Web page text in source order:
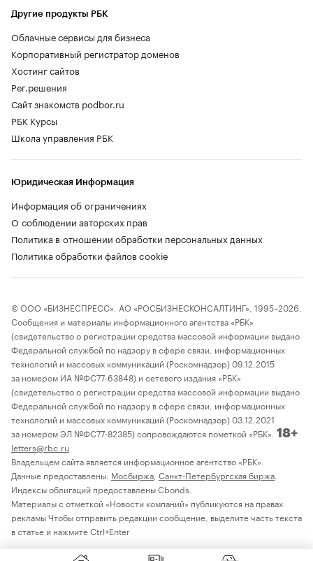
Другие продукты РБК
Облачные сервисы для бизнеса
Корпоративный регистратор доменов
Хостинг сайтов
Рег.решения
Сайт знакомств podbor.ru
РБК Курсы
Школа управления РБК
Юридическая Информация
Информация об ограничениях
О соблюдении авторских прав
Политика в отношении обработки персональных данных
Политика обработки файлов cookie
© ООО «БИЗНЕСПРЕСС», АО «РОСБИЗНЕСКОНСАЛТИНГ», 1995–2026.
Сообщения и материалы информационного агентства «РБК»
(свидетельство о регистрации средства массовой информации выдано
Федеральной службой по надзору в сфере связи, информационных
технологий и массовых коммуникаций (Роскомнадзор) 09.12.2015
за номером ИА №ФС77-63848) и сетевого издания «РБК»
(свидетельство о регистрации средства массовой информации выдано
Федеральной службой по надзору в сфере связи, информационных
технологий и массовых коммуникаций (Роскомнадзор) 03.12.2021
за номером ЭЛ №ФС77-82385) сопровождаются пометкой «РБК». 18+
letters@rbc.ru
Владельцем сайта является информационное агентство «РБК».
Данные предоставлены: Мосбиржа Санкт-Петербургская биржа
Индексы облигаций предоставлены Cbonds.
Материалы с отметкой «Новости компаний» публикуются на правах
рекламы Чтобы отправить редакции сообщение, выделите часть текста
в статье и нажмите Ctrl+Enter